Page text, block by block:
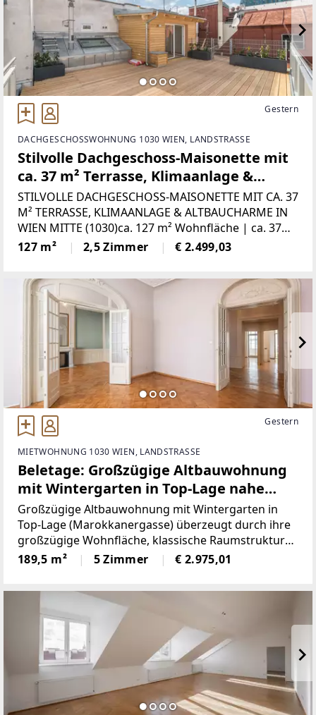
Gestern
DACHGESCHOSSWOHNUNG 1030 WIEN, LANDSTRASSE
Stilvolle Dachgeschoss-Maisonette mit
ca. 37 m² Terrasse, Klimaanlage &
Altbaucharme bei Wien Mitte
STILVOLLE DACHGESCHOSS-MAISONETTE MIT CA. 37
M² TERRASSE, KLIMAANLAGE & ALTBAUCHARME IN
WIEN MITTE (1030)ca. 127 m² Wohnfläche | ca. 37
m² Dachterrasse | € 2.667,72 Bruttomiete----------------
---------Highlights
127 m² 2,5 Zimmer € 2.499,03
Gestern
MIETWOHNUNG 1030 WIEN, LANDSTRASSE
Beletage: Großzügige Altbauwohnung
mit Wintergarten in Top-Lage nahe
Belvederegarten & Innenstadt
Großzügige Altbauwohnung mit Wintergarten in
Top-Lage (Marokkanergasse) überzeugt durch ihre
großzügige Wohnfläche, klassische Raumstruktur
sowie den gemütlichen Wintergarten. Für eine
Besichtigung bitten wir Sie, das Formular unter
189,5 m² 5 Zimmer € 2.975,01